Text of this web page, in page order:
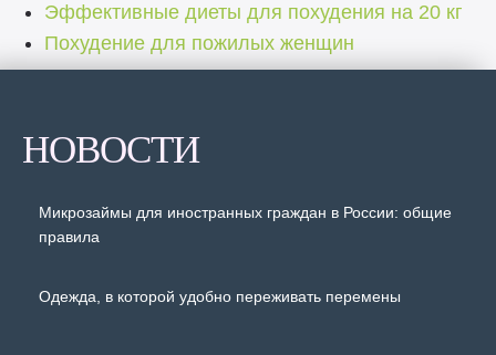
Эффективные диеты для похудения на 20 кг
Похудение для пожилых женщин
НОВОСТИ
Микрозаймы для иностранных граждан в России: общие
правила
Одежда, в которой удобно переживать перемены